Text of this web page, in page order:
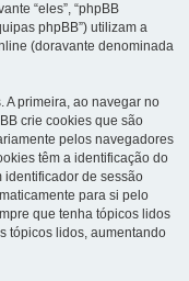
“eles”, “phpBB
phpBB”) utilizam a
(doravante denominada
A primeira, ao navegar no
crie cookies que são
pelos navegadores
têm a identificação do
identificador de sessão
para si pelo
que tenha tópicos lidos
tópicos lidos, aumentando